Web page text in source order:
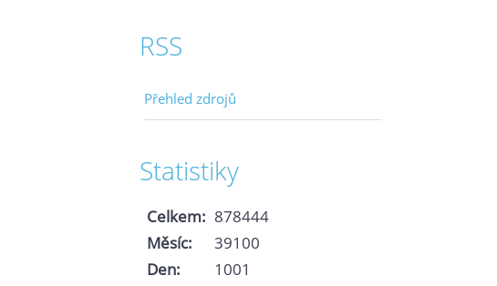
RSS
Přehled zdrojů
Statistiky
Celkem: 878444
Měsíc:
39100
Den:
1001